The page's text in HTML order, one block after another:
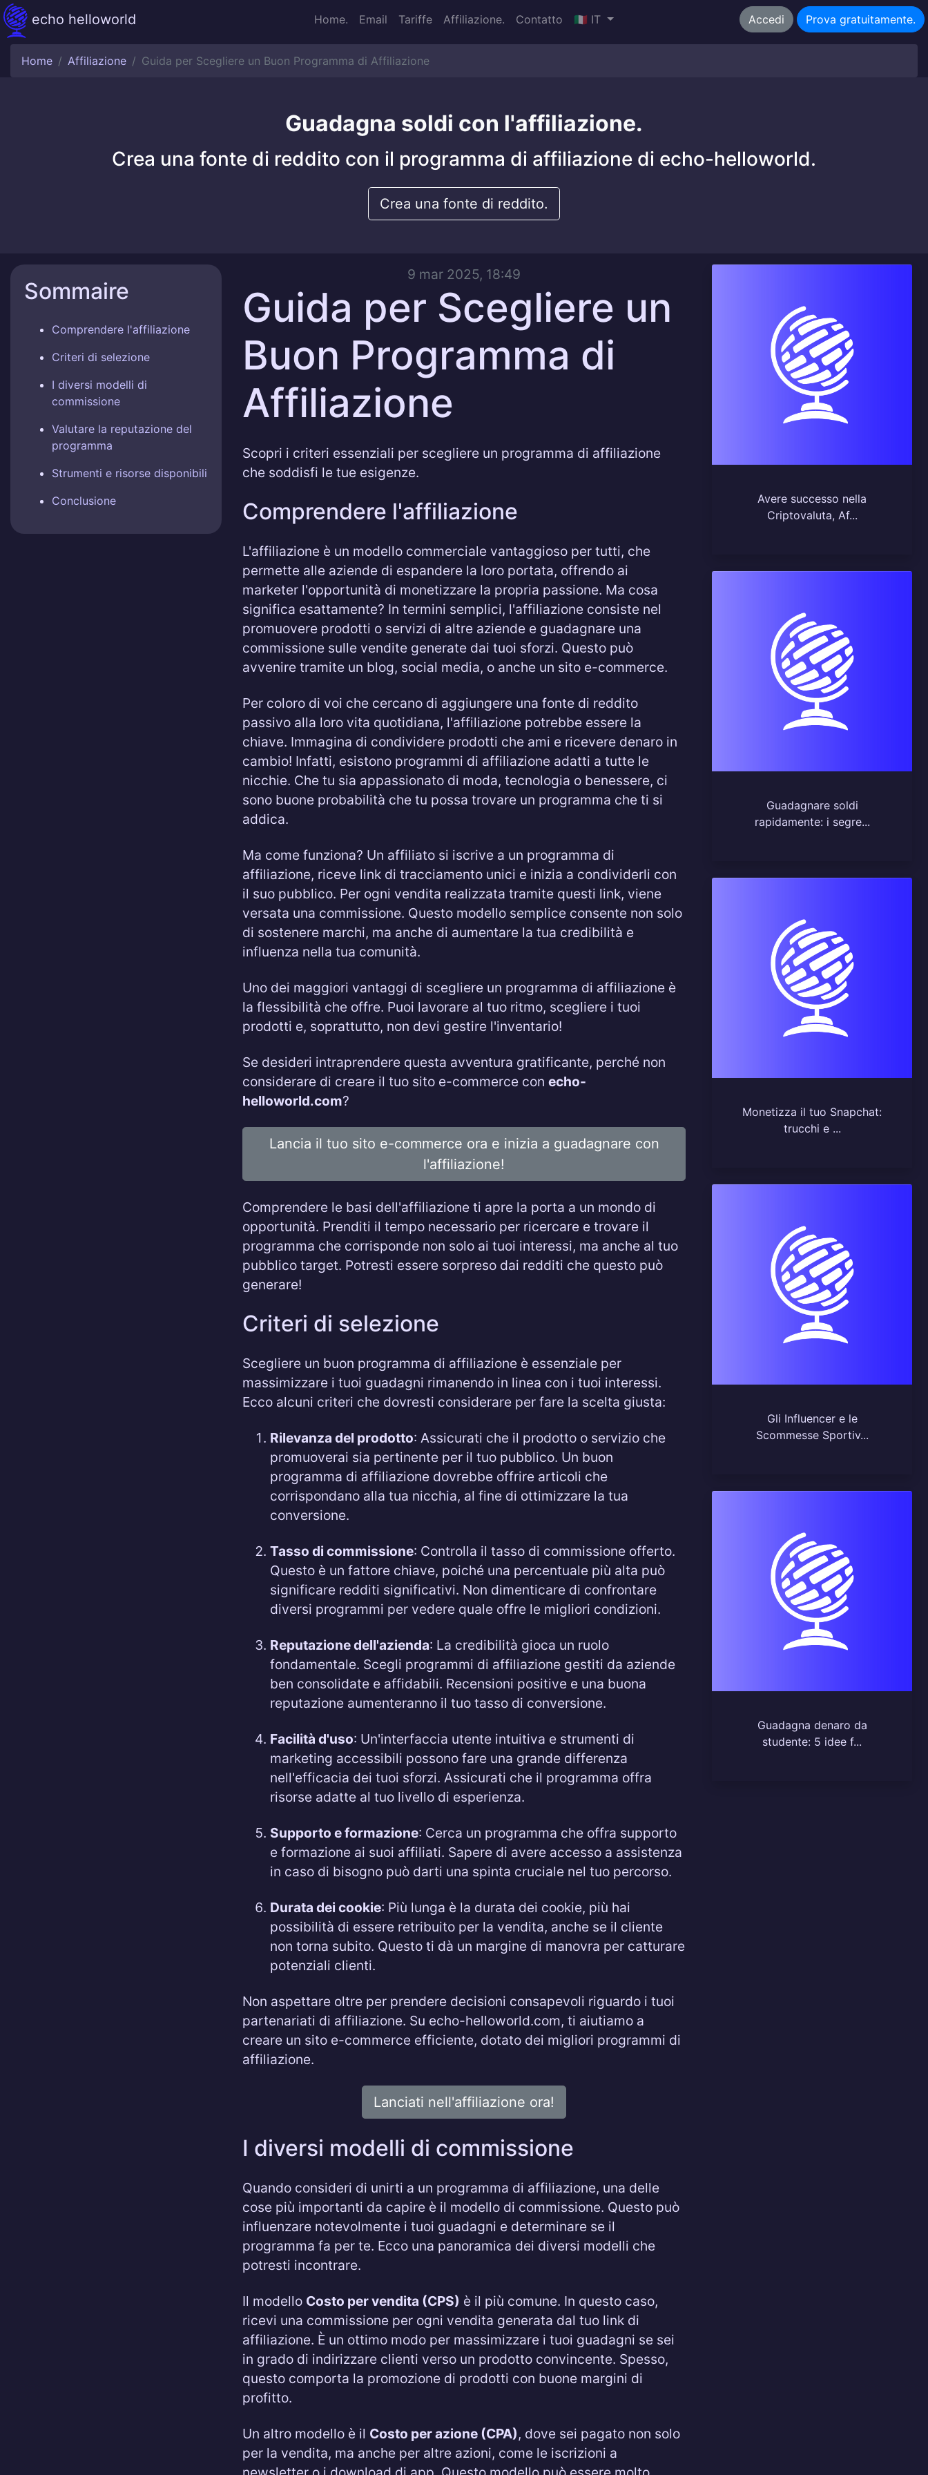
echo helloworld Home. Email Tariffe Affiliazione. Contatto 🇮🇹 IT Accedi Prova gratuitamente.
Home Affiliazione Guida per Scegliere un Buon Programma di Affiliazione
Guadagna soldi con l'affiliazione.
Crea una fonte di reddito con il programma di affiliazione di echo-helloworld.
Crea una fonte di reddito.
Sommaire
Comprendere l'affiliazione
Criteri di selezione
I diversi modelli di
commissione
Valutare la reputazione del
programma
Strumenti e risorse disponibili
Conclusione
9 mar 2025, 18:49
Guida per Scegliere un
Buon Programma di
Affiliazione
Scopri i criteri essenziali per scegliere un programma di affiliazione
che soddisfi le tue esigenze.
Comprendere l'affiliazione
L'affiliazione è un modello commerciale vantaggioso per tutti, che
permette alle aziende di espandere la loro portata, offrendo ai
marketer l'opportunità di monetizzare la propria passione. Ma cosa
significa esattamente? In termini semplici, l'affiliazione consiste nel
promuovere prodotti o servizi di altre aziende e guadagnare una
commissione sulle vendite generate dai tuoi sforzi. Questo può
avvenire tramite un blog, social media, o anche un sito e-commerce.
Per coloro di voi che cercano di aggiungere una fonte di reddito
passivo alla loro vita quotidiana, l'affiliazione potrebbe essere la
chiave. Immagina di condividere prodotti che ami e ricevere denaro in
cambio! Infatti, esistono programmi di affiliazione adatti a tutte le
nicchie. Che tu sia appassionato di moda, tecnologia o benessere, ci
sono buone probabilità che tu possa trovare un programma che ti si
addica.
Ma come funziona? Un affiliato si iscrive a un programma di
affiliazione, riceve link di tracciamento unici e inizia a condividerli con
il suo pubblico. Per ogni vendita realizzata tramite questi link, viene
versata una commissione. Questo modello semplice consente non solo
di sostenere marchi, ma anche di aumentare la tua credibilità e
influenza nella tua comunità.
Uno dei maggiori vantaggi di scegliere un programma di affiliazione è
la flessibilità che offre. Puoi lavorare al tuo ritmo, scegliere i tuoi
prodotti e, soprattutto, non devi gestire l'inventario!
Se desideri intraprendere questa avventura gratificante, perché non
considerare di creare il tuo sito e-commerce con echo-
helloworld.com?
Lancia il tuo sito e-commerce ora e inizia a guadagnare con
l'affiliazione!
Comprendere le basi dell'affiliazione ti apre la porta a un mondo di
opportunità. Prenditi il tempo necessario per ricercare e trovare il
programma che corrisponde non solo ai tuoi interessi, ma anche al tuo
pubblico target. Potresti essere sorpreso dai redditi che questo può
generare!
Criteri di selezione
Scegliere un buon programma di affiliazione è essenziale per
massimizzare i tuoi guadagni rimanendo in linea con i tuoi interessi.
Ecco alcuni criteri che dovresti considerare per fare la scelta giusta:
Rilevanza del prodotto: Assicurati che il prodotto o servizio che
promuoverai sia pertinente per il tuo pubblico. Un buon
programma di affiliazione dovrebbe offrire articoli che
corrispondano alla tua nicchia, al fine di ottimizzare la tua
conversione.
Tasso di commissione: Controlla il tasso di commissione offerto.
Questo è un fattore chiave, poiché una percentuale più alta può
significare redditi significativi. Non dimenticare di confrontare
diversi programmi per vedere quale offre le migliori condizioni.
Reputazione dell'azienda: La credibilità gioca un ruolo
fondamentale. Scegli programmi di affiliazione gestiti da aziende
ben consolidate e affidabili. Recensioni positive e una buona
reputazione aumenteranno il tuo tasso di conversione.
Facilità d'uso: Un'interfaccia utente intuitiva e strumenti di
marketing accessibili possono fare una grande differenza
nell'efficacia dei tuoi sforzi. Assicurati che il programma offra
risorse adatte al tuo livello di esperienza.
Supporto e formazione: Cerca un programma che offra supporto
e formazione ai suoi affiliati. Sapere di avere accesso a assistenza
in caso di bisogno può darti una spinta cruciale nel tuo percorso.
Durata dei cookie: Più lunga è la durata dei cookie, più hai
possibilità di essere retribuito per la vendita, anche se il cliente
non torna subito. Questo ti dà un margine di manovra per catturare
potenziali clienti.
Non aspettare oltre per prendere decisioni consapevoli riguardo i tuoi
partenariati di affiliazione. Su echo-helloworld.com, ti aiutiamo a
creare un sito e-commerce efficiente, dotato dei migliori programmi di
affiliazione.
Lanciati nell'affiliazione ora!
I diversi modelli di commissione
Quando consideri di unirti a un programma di affiliazione, una delle
cose più importanti da capire è il modello di commissione. Questo può
influenzare notevolmente i tuoi guadagni e determinare se il
programma fa per te. Ecco una panoramica dei diversi modelli che
potresti incontrare.
Il modello Costo per vendita (CPS) è il più comune. In questo caso,
ricevi una commissione per ogni vendita generata dal tuo link di
affiliazione. È un ottimo modo per massimizzare i tuoi guadagni se sei
in grado di indirizzare clienti verso un prodotto convincente. Spesso,
questo comporta la promozione di prodotti con buone margini di
profitto.
Un altro modello è il Costo per azione (CPA), dove sei pagato non solo
per la vendita, ma anche per altre azioni, come le iscrizioni a
Avere successo nella
Criptovaluta, Af...
Guadagnare soldi
rapidamente: i segre...
Monetizza il tuo Snapchat:
trucchi e ...
Gli Influencer e le
Scommesse Sportiv...
Guadagna denaro da
studente: 5 idee f...